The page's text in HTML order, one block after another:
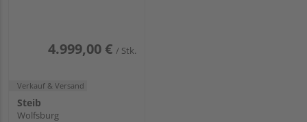
4.999,00 € / Stk.
Verkauf & Versand
Steib
Wolfsburg